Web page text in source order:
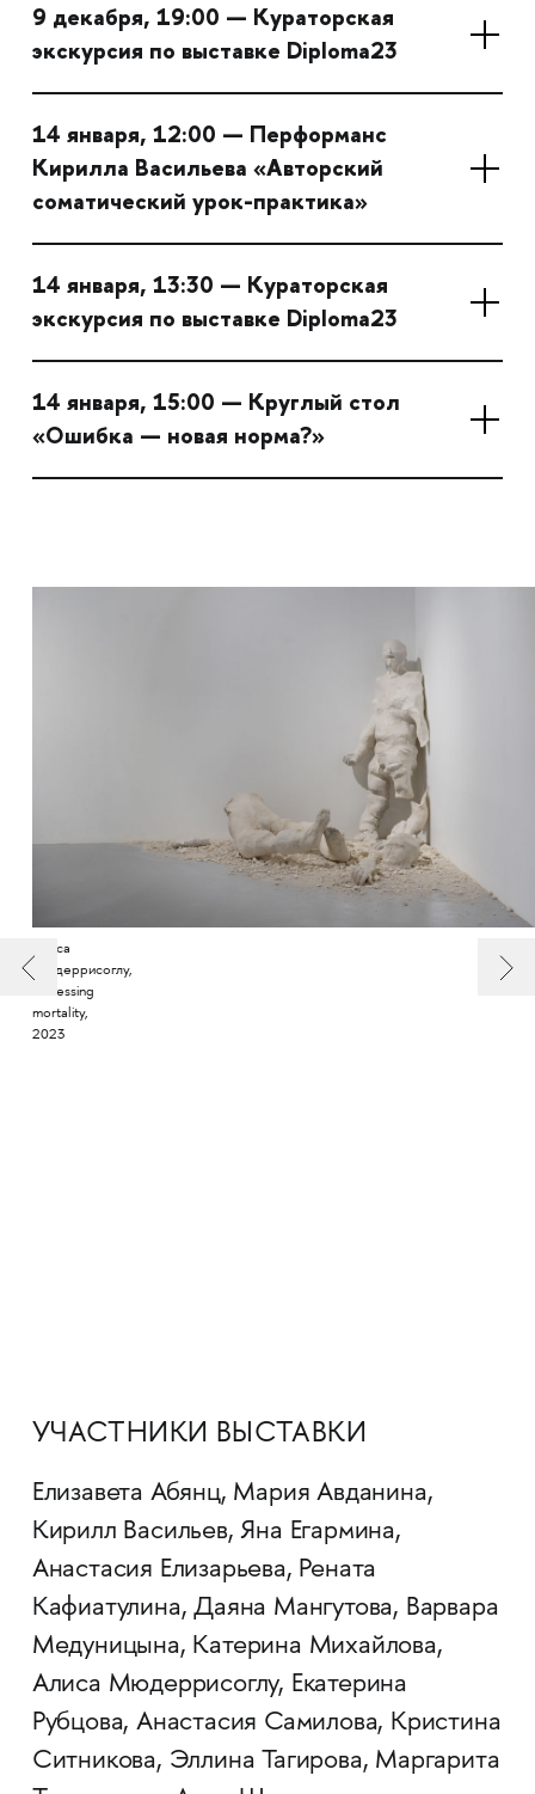
9 декабря, 19:00 — Кураторская
экскурсия по выставке Diploma23
14 января, 12:00 — Перформанс
Кирилла Васильева «Авторский
соматический урок-практика»
14 января, 13:30 — Кураторская
экскурсия по выставке Diploma23
14 января, 15:00 — Круглый стол
«Ошибка — новая норма?»
Алиса
Мюдеррисоглу,
witnessing
mortality,
2023
УЧАСТНИКИ ВЫСТАВКИ
Елизавета Абянц, Мария Авданина,
Кирилл Васильев, Яна Егармина,
Анастасия Елизарьева, Рената
Кафиатулина, Даяна Мангутова, Варвара
Медуницына, Катерина Михайлова,
Алиса Мюдеррисоглу, Екатерина
Рубцова, Анастасия Самилова, Кристина
Ситникова, Эллина Тагирова, Маргарита